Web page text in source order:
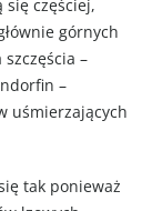
się częściej,
górnych
–
–
uśmierzających
tak ponieważ